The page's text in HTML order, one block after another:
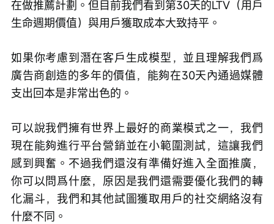
在做推薦計劃。但目前我們看到第30天的LTV（用戶
生命週期價值）與用戶獲取成本大致持平。
如果你考慮到潛在客戶生成模型，並且理解我們爲
廣告商創造的多年的價值，能夠在30天內通過媒體
支出回本是非常出色的。
可以說我們擁有世界上最好的商業模式之一，我們
現在能夠進行平台營銷並在小範圍測試，這讓我們
感到興奮。不過我們還沒有準備好進入全面推廣，
你可以問爲什麼，原因是我們還需要優化我們的轉
化漏斗，我們和其他試圖獲取用戶的社交網絡沒有
什麼不同。